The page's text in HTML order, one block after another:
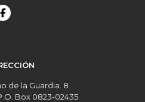
de la Guardia. 8
Box 0823-02435